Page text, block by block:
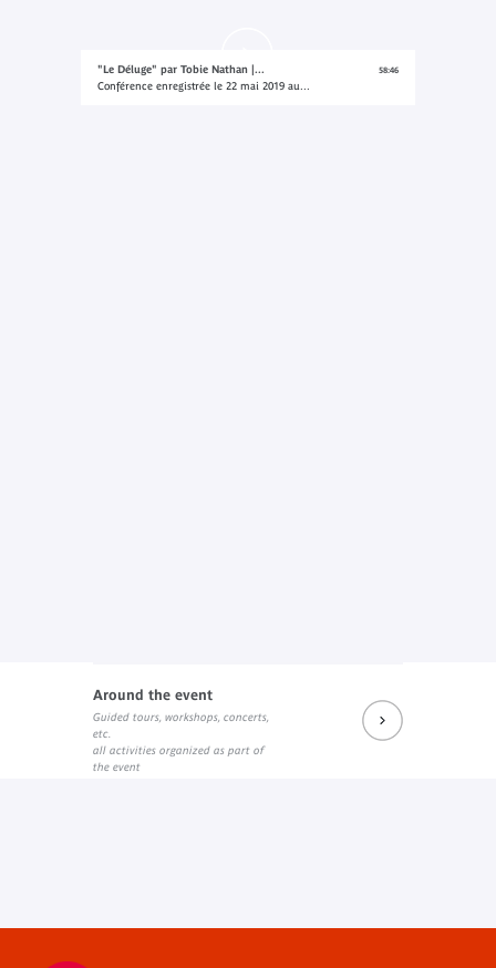
"Le Déluge" par Tobie Nathan |...
Conférence enregistrée le 22 mai 2019 au...
58:46
Around the event
Guided tours, workshops, concerts,
etc.
all activities organized as part of
the event